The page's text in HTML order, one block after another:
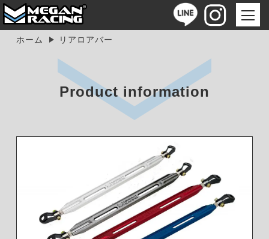
ホーム リアロアバー
Product information